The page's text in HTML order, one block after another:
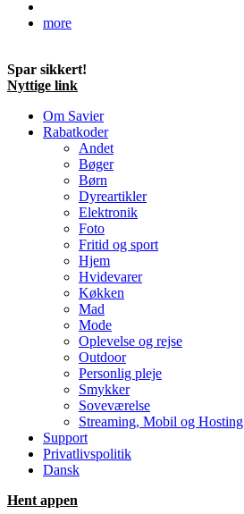
more
Spar sikkert!
Nyttige link
Om Savier
Rabatkoder
Andet
Bøger
Børn
Dyreartikler
Elektronik
Foto
Fritid og sport
Hjem
Hvidevarer
Køkken
Mad
Mode
Oplevelse og rejse
Outdoor
Personlig pleje
Smykker
Soveværelse
Streaming, Mobil og Hosting
Support
Privatlivspolitik
Dansk
Hent appen